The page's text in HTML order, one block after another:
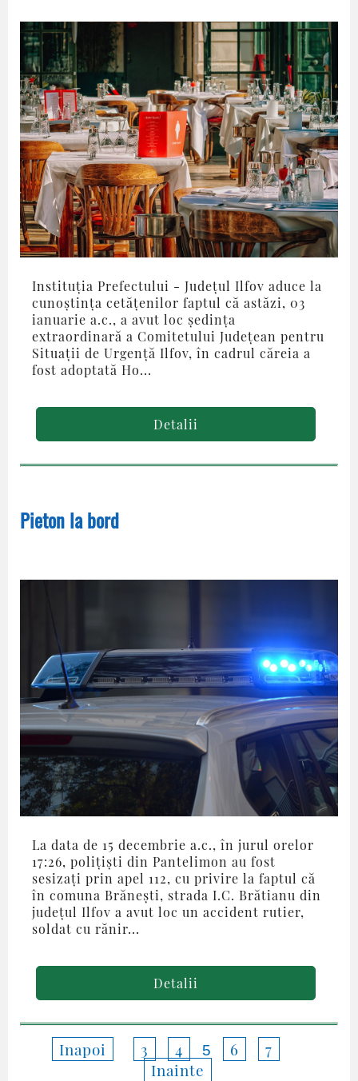
Instituția Prefectului - Județul Ilfov aduce la
cunoștința cetățenilor faptul că astăzi, 03
ianuarie a.c., a avut loc ședința
extraordinară a Comitetului Județean pentru
Situații de Urgență Ilfov, în cadrul căreia a
fost adoptată Ho...
Detalii
Pieton la bord
La data de 15 decembrie a.c., în jurul orelor
17:26, polițiști din Pantelimon au fost
sesizați prin apel 112, cu privire la faptul că
în comuna Brănești, strada I.C. Brătianu din
județul Ilfov a avut loc un accident rutier,
soldat cu rănir...
Detalii
Inapoi 3 4 5 6
7
Inainte